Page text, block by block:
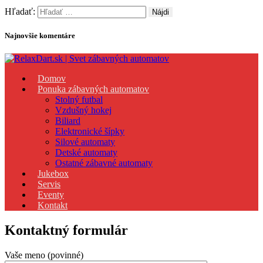
Hľadať:
Najnovšie komentáre
RelaxDart.sk | Svet zábavných automatov
Predaj, prenájom a servis zábavných automatov
Domov
Ponuka zábavných automatov
Stolný futbal
Vzdušný hokej
Biliard
Elektronické šípky
Silové automaty
Detské automaty
Ostatné zábavné automaty
Jukebox
Servis
Eventy
Kontakt
Kontaktný formulár
Vaše meno (povinné)